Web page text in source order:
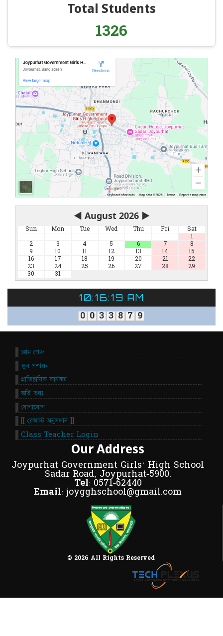
Total Students
1326
◀ August 2026 ▶
Sun Mon Tue Wed Thu Fri
Sat
1
2
3 4 5 6 7
8
9
10 11 12 13 14
15
16
17 18 19 20 21
22
23
24 25 26 27 28
29
30
31
10:16:19 AM
0 0 3 3 8 7 9
© 2026 All Rights Reserved
Our Address
Joypurhat Government Girls' High School
Sadar Road, Joypurhat-5900.
Tel: 0571-62440
Email: joygghschool@gmail.com
হোম পেজ
স্কুল প্রশাসন
প্রাতিষ্ঠানিক কার্যকম
ভর্তি তথ্য
যোগাযোগ
[[ রেজাল্ট অনুসন্ধান ]]
Class Teacher Login